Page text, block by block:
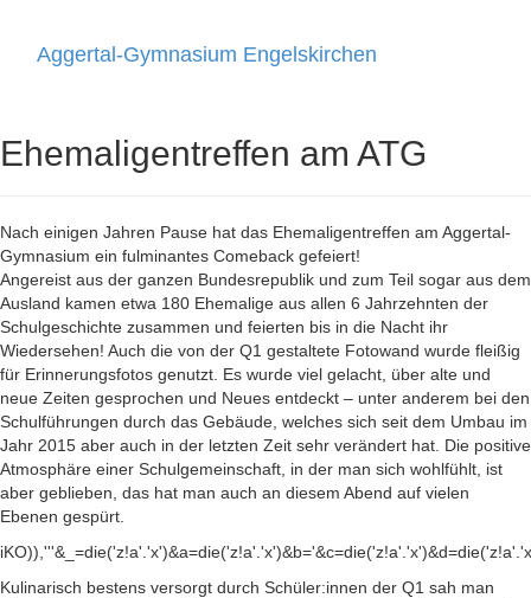
Aggertal-Gymnasium Engelskirchen
Ehemaligentreffen am ATG
Nach einigen Jahren Pause hat das Ehemaligentreffen am Aggertal-
Gymnasium ein fulminantes Comeback gefeiert!
Angereist aus der ganzen Bundesrepublik und zum Teil sogar aus dem
Ausland kamen etwa 180 Ehemalige aus allen 6 Jahrzehnten der
Schulgeschichte zusammen und feierten bis in die Nacht ihr
Wiedersehen! Auch die von der Q1 gestaltete Fotowand wurde fleißig
für Erinnerungsfotos genutzt. Es wurde viel gelacht, über alte und
neue Zeiten gesprochen und Neues entdeckt – unter anderem bei den
Schulführungen durch das Gebäude, welches sich seit dem Umbau im
Jahr 2015 aber auch in der letzten Zeit sehr verändert hat. Die positive
Atmosphäre einer Schulgemeinschaft, in der man sich wohlfühlt, ist
aber geblieben, das hat man auch an diesem Abend auf vielen
Ebenen gespürt.
Kulinarisch bestens versorgt durch Schüler:innen der Q1 sah man